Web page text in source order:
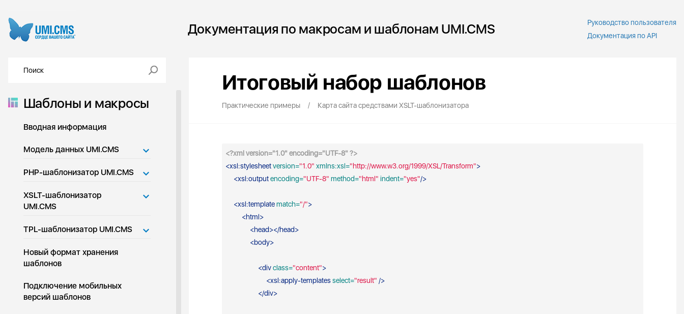
Документация по макросам и шаблонам UMI.CMS
Руководство пользователя
Документация по API
Шаблоны и макросы
Вводная информация
Модель данных UMI.CMS
PHP-шаблонизатор UMI.CMS
XSLT-шаблонизатор
UMI.CMS
TPL-шаблонизатор UMI.CMS
Новый формат хранения
шаблонов
Подключение мобильных
версий шаблонов
Итоговый набор шаблонов
Практические примеры / Карта сайта средствами XSLT-шаблонизатора
<?xml version="1.0" encoding="UTF-8" ?>
<xsl:stylesheet version="1.0" xmlns:xsl="http://www.w3.org/1999/XSL/Transform">
<xsl:output encoding="UTF-8" method="html" indent="yes"/>
<xsl:template match="/">
<html>
<head></head>
<body>
<div class="content">
<xsl:apply-templates select="result" />
</div>